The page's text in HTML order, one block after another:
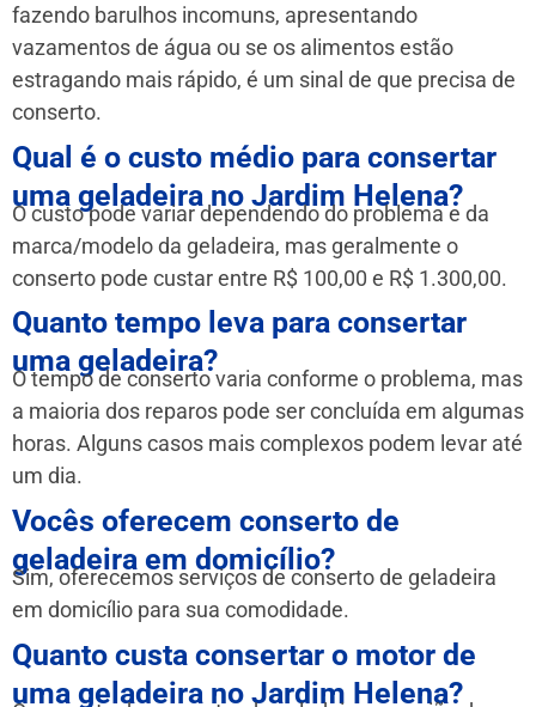
fazendo barulhos incomuns, apresentando
vazamentos de água ou se os alimentos estão
estragando mais rápido, é um sinal de que precisa de
conserto.
Qual é o custo médio para consertar
uma geladeira no Jardim Helena?
O custo pode variar dependendo do problema e da
marca/modelo da geladeira, mas geralmente o
conserto pode custar entre R$ 100,00 e R$ 1.300,00.
Quanto tempo leva para consertar
uma geladeira?
O tempo de conserto varia conforme o problema, mas
a maioria dos reparos pode ser concluída em algumas
horas. Alguns casos mais complexos podem levar até
um dia.
Vocês oferecem conserto de
geladeira em domicílio?
Sim, oferecemos serviços de conserto de geladeira
em domicílio para sua comodidade.
Quanto custa consertar o motor de
uma geladeira no Jardim Helena?